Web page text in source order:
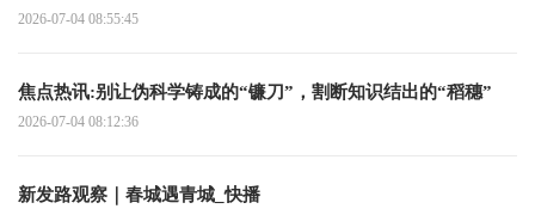
2026-07-04 08:55:45
焦点热讯:别让伪科学铸成的“镰刀”，割断知识结出的“稻穗”
2026-07-04 08:12:36
新发路观察｜春城遇青城_快播